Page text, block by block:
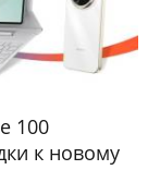
100
к новому